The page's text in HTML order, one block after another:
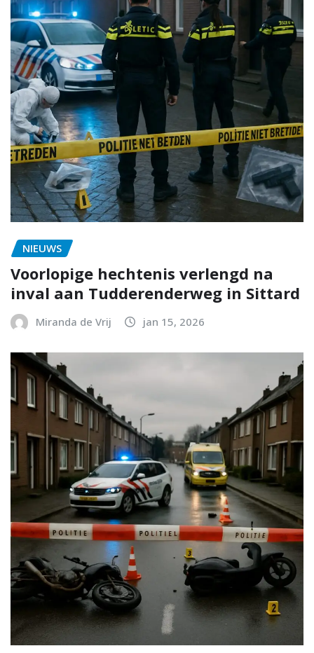
NIEUWS
Voorlopige hechtenis verlengd na
inval aan Tudderenderweg in Sittard
Miranda de Vrij jan 15, 2026